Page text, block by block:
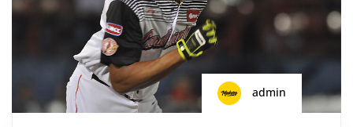
admin